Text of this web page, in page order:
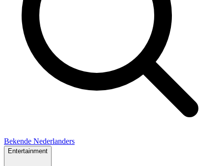
Bekende Nederlanders
Entertainment